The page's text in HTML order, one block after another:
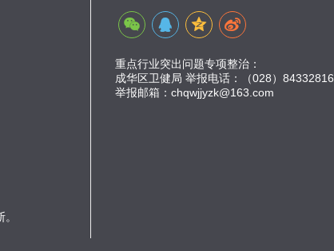
重点行业突出问题专项整治：
成华区卫健局 举报电话：（028）84332816
举报邮箱：chqwjjyzk@163.com